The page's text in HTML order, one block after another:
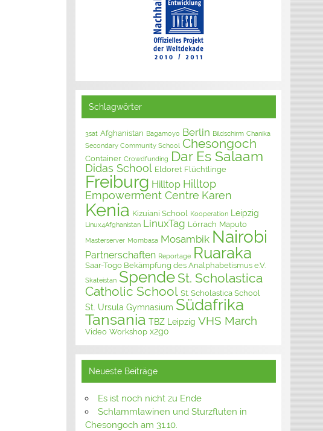
Schlagwörter
3sat Afghanistan Bagamoyo Berlin Bildschirm Chanika
Secondary Community School Chesongoch
Container Crowdfunding Dar Es Salaam
Didas School Eldoret Flüchtlinge
Freiburg Hilltop Hilltop
Empowerment Centre Karen
Kenia Kizuiani School Kooperation Leipzig
Linux4Afghanistan LinuxTag Lörrach Maputo
Masterserver Mombasa Mosambik Nairobi
Partnerschaften Reportage Ruaraka
Saar-Togo Bekämpfung des Analphabetismus e.V.
Skateistan Spende St. Scholastica
Catholic School St. Scholastica School
St. Ursula Gymnasium Südafrika
Tansania TBZ Leipzig VHS March
Video Workshop x2go
Neueste Beiträge
Es ist noch nicht zu Ende
Schlammlawinen und Sturzfluten in
Chesongoch am 31.10.